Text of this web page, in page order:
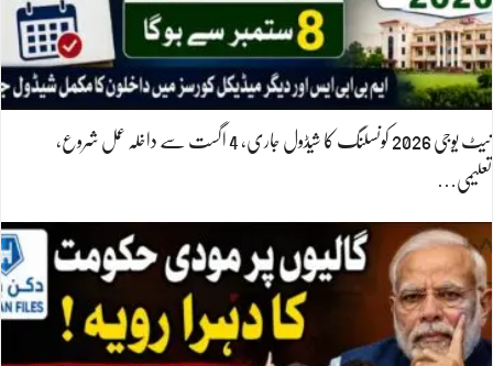
نیٹ یوجی 2026 کونسلنگ کا شیڈول جاری، 4 اگست سے داخلہ عمل شروع،
تعلیمی…